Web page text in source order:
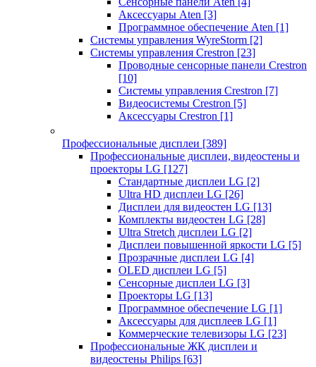
Аксессуары Aten [3]
Программное обеспечение Aten [1]
Системы управления WyreStorm [2]
Системы управления Crestron [23]
Проводные сенсорные панели Crestron
[10]
Системы управления Crestron [7]
Видеосистемы Crestron [5]
Аксессуары Crestron [1]
Профессиональные дисплеи [389]
Профессиональные дисплеи, видеостены и
проекторы LG [127]
Стандартные дисплеи LG [2]
Ultra HD дисплеи LG [26]
Дисплеи для видеостен LG [13]
Комплекты видеостен LG [28]
Ultra Stretch дисплеи LG [2]
Дисплеи повышенной яркости LG [5]
Прозрачные дисплеи LG [4]
OLED дисплеи LG [5]
Сенсорные дисплеи LG [3]
Проекторы LG [13]
Программное обеспечение LG [1]
Аксессуары для дисплеев LG [1]
Коммерческие телевизоры LG [23]
Профессиональные ЖК дисплеи и
видеостены Philips [63]